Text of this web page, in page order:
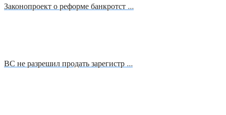
Законопроект о реформе банкротст …
ВС не разрешил продать зарегистр …